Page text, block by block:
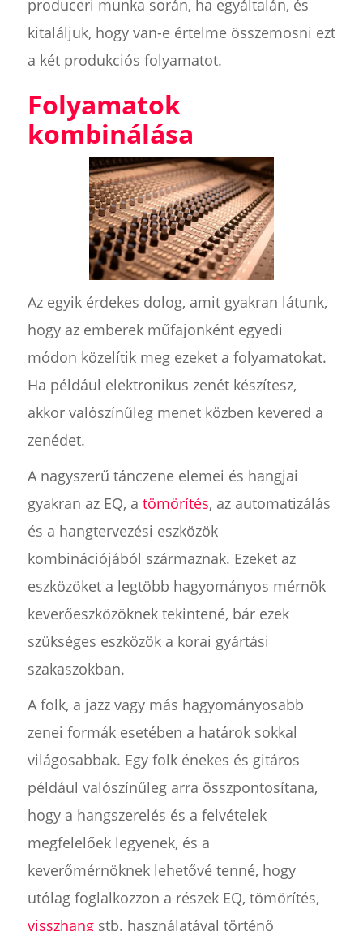
produceri munka során, ha egyáltalán, és
kitaláljuk, hogy van-e értelme összemosni ezt
a két produkciós folyamatot.
Folyamatok
kombinálása
Az egyik érdekes dolog, amit gyakran látunk,
hogy az emberek műfajonként egyedi
módon közelítik meg ezeket a folyamatokat.
Ha például elektronikus zenét készítesz,
akkor valószínűleg menet közben kevered a
zenédet.
A nagyszerű tánczene elemei és hangjai
gyakran az EQ, a tömörítés, az automatizálás
és a hangtervezési eszközök
kombinációjából származnak. Ezeket az
eszközöket a legtöbb hagyományos mérnök
keverőeszközöknek tekintené, bár ezek
szükséges eszközök a korai gyártási
szakaszokban.
A folk, a jazz vagy más hagyományosabb
zenei formák esetében a határok sokkal
világosabbak. Egy folk énekes és gitáros
például valószínűleg arra összpontosítana,
hogy a hangszerelés és a felvételek
megfelelőek legyenek, és a
keverőmérnöknek lehetővé tenné, hogy
utólag foglalkozzon a részek EQ, tömörítés,
visszhangstb. használatával történő